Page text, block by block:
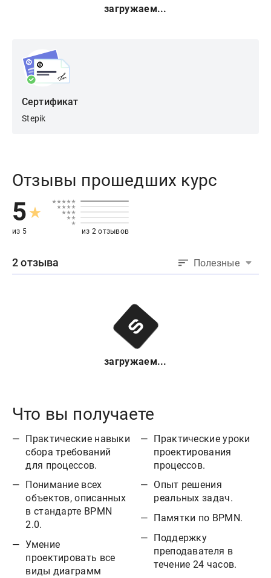
загружаем...
Сертификат
Stepik
Отзывы прошедших курс
5
из 5 из 2 отзывов
2 отзыва Полезные
загружаем...
Что вы получаете
Практические навыки
сбора требований
для процессов.
Понимание всех
объектов, описанных
в стандарте BPMN
2.0.
Умение
проектировать все
виды диаграмм
Практические уроки
проектирования
процессов.
Опыт решения
реальных задач.
Памятки по BPMN.
Поддержку
преподавателя в
течение 24 часов.